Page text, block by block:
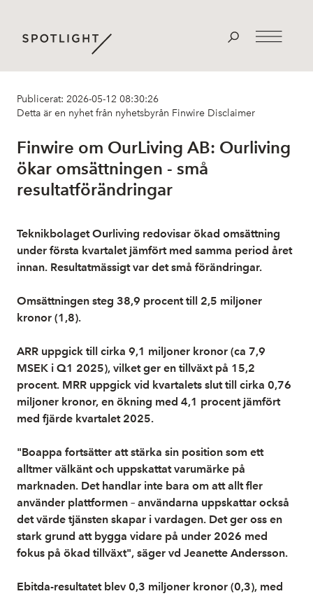
Publicerat: 2026-05-12 08:30:26
Detta är en nyhet från nyhetsbyrån Finwire Disclaimer
Finwire om OurLiving AB: Ourliving
ökar omsättningen - små
resultatförändringar
Teknikbolaget Ourliving redovisar ökad omsättning
under första kvartalet jämfört med samma period året
innan. Resultatmässigt var det små förändringar.
Omsättningen steg 38,9 procent till 2,5 miljoner
kronor (1,8).
ARR uppgick till cirka 9,1 miljoner kronor (ca 7,9
MSEK i Q1 2025), vilket ger en tillväxt på 15,2
procent. MRR uppgick vid kvartalets slut till cirka 0,76
miljoner kronor, en ökning med 4,1 procent jämfört
med fjärde kvartalet 2025.
"Boappa fortsätter att stärka sin position som ett
alltmer välkänt och uppskattat varumärke på
marknaden. Det handlar inte bara om att allt fler
använder plattformen – användarna uppskattar också
det värde tjänsten skapar i vardagen. Det ger oss en
stark grund att bygga vidare på under 2026 med
fokus på ökad tillväxt", säger vd Jeanette Andersson.
Ebitda-resultatet blev 0,3 miljoner kronor (0,3), med